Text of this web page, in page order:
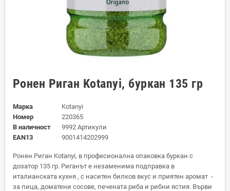
Ронен Риган Kotanyi, буркан 135 гр
Марка
Kotanyi
Номер
220365
В наличност
9992 Артикули
EAN13
9001414202999
Ронен Риган Kotanyi, в професионална опаковка буркан с
дозатор 135 гр. Риганът е незаменима подправка в
италианската кухня , с наситен билков вкус и приятен аромат -
за пица, доматени сосове, печената риба и рибни ястия. Върви